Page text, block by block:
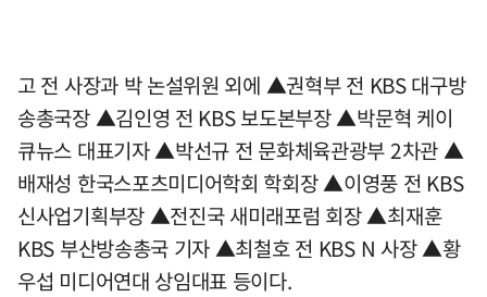
고 전 사장과 박 논설위원 외에 ▲권혁부 전 KBS 대구방
송총국장 ▲김인영 전 KBS 보도본부장 ▲박문혁 케이
큐뉴스 대표기자 ▲박선규 전 문화체육관광부 2차관 ▲
배재성 한국스포츠미디어학회 학회장 ▲이영풍 전 KBS
신사업기획부장 ▲전진국 새미래포럼 회장 ▲최재훈
KBS 부산방송총국 기자 ▲최철호 전 KBS N 사장 ▲황
우섭 미디어연대 상임대표 등이다.